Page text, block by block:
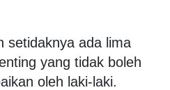
setidaknya ada lima
yang tidak boleh
oleh laki-laki.